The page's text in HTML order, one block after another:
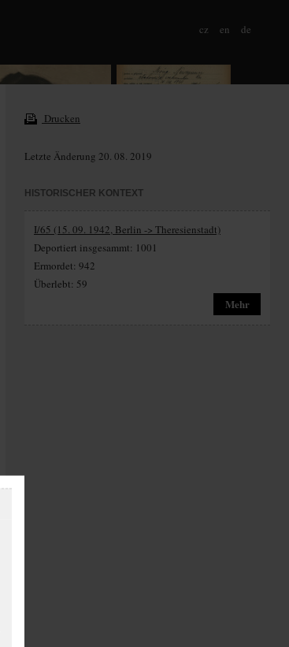
cz en de
Drucken
Letzte Änderung 20. 08. 2019
HISTORISCHER KONTEXT
I/65 (15. 09. 1942, Berlin -> Theresienstadt)
Deportiert insgesammt: 1001
Ermordet: 942
Überlebt: 59
Mehr